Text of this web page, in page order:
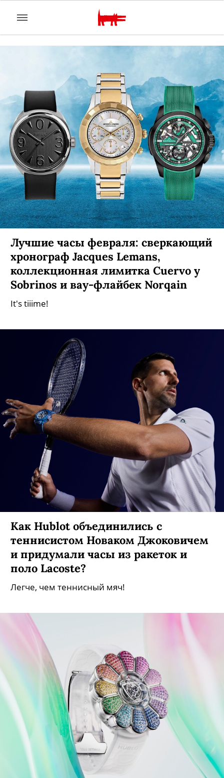
Лучшие часы февраля: сверкающий
хронограф Jacques Lemans,
коллекционная лимитка Cuervo y
Sobrinos и вау-флайбек Norqain
It's tiiime!
Как Hublot объединились с
теннисистом Новаком Джоковичем
и придумали часы из ракеток и
поло Lacoste?
Легче, чем теннисный мяч!